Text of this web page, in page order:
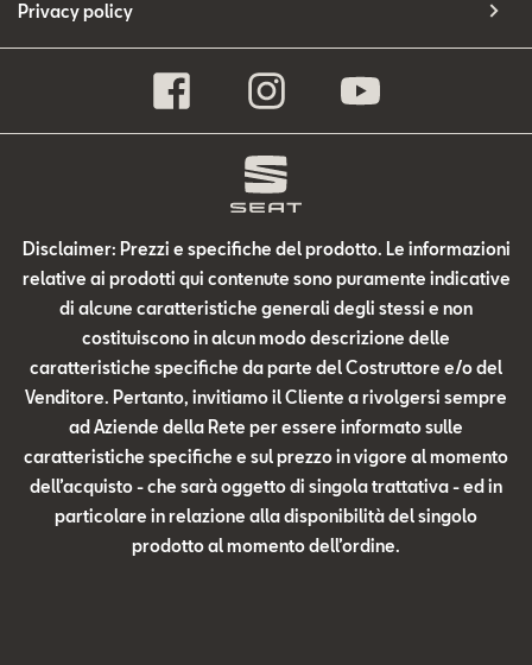
Privacy policy
Disclaimer: Prezzi e specifiche del prodotto. Le informazioni
relative ai prodotti qui contenute sono puramente indicative
di alcune caratteristiche generali degli stessi e non
costituiscono in alcun modo descrizione delle
caratteristiche specifiche da parte del Costruttore e/o del
Venditore. Pertanto, invitiamo il Cliente a rivolgersi sempre
ad Aziende della Rete per essere informato sulle
caratteristiche specifiche e sul prezzo in vigore al momento
dell’acquisto - che sarà oggetto di singola trattativa - ed in
particolare in relazione alla disponibilità del singolo
prodotto al momento dell’ordine.